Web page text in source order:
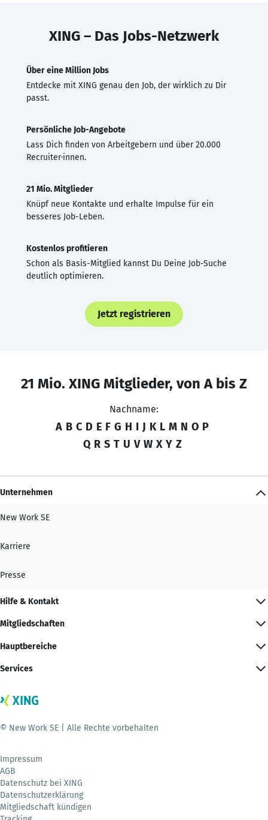
XING – Das Jobs-Netzwerk
Über eine Million Jobs
Entdecke mit XING genau den Job, der wirklich zu Dir
passt.
Persönliche Job-Angebote
Lass Dich finden von Arbeitgebern und über 20.000
Recruiter·innen.
21 Mio. Mitglieder
Knüpf neue Kontakte und erhalte Impulse für ein
besseres Job-Leben.
Kostenlos profitieren
Schon als Basis-Mitglied kannst Du Deine Job-Suche
deutlich optimieren.
Jetzt registrieren
21 Mio. XING Mitglieder, von A bis Z
Nachname:
A B C D E F G H I J K L M N O P
Q R S T U V W X Y Z
Unternehmen
New Work SE
Karriere
Presse
Hilfe & Kontakt
Mitgliedschaften
Hauptbereiche
Services
© New Work SE | Alle Rechte vorbehalten
Impressum
AGB
Datenschutz bei XING
Datenschutzerklärung
Mitgliedschaft kündigen